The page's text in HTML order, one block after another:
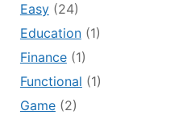
Easy(24)
Education(1)
Finance(1)
Functional (1)
Game(2)